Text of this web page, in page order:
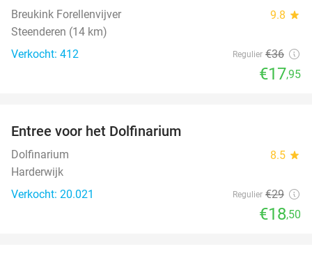
Breukink Forellenvijver 9.8 star
Steenderen (14 km)
Verkocht: 412
Regulier €36
€17,95
Entree voor het Dolfinarium
Dolfinarium 8.5 star
Harderwijk
Verkocht: 20.021
Regulier €29
€18,50